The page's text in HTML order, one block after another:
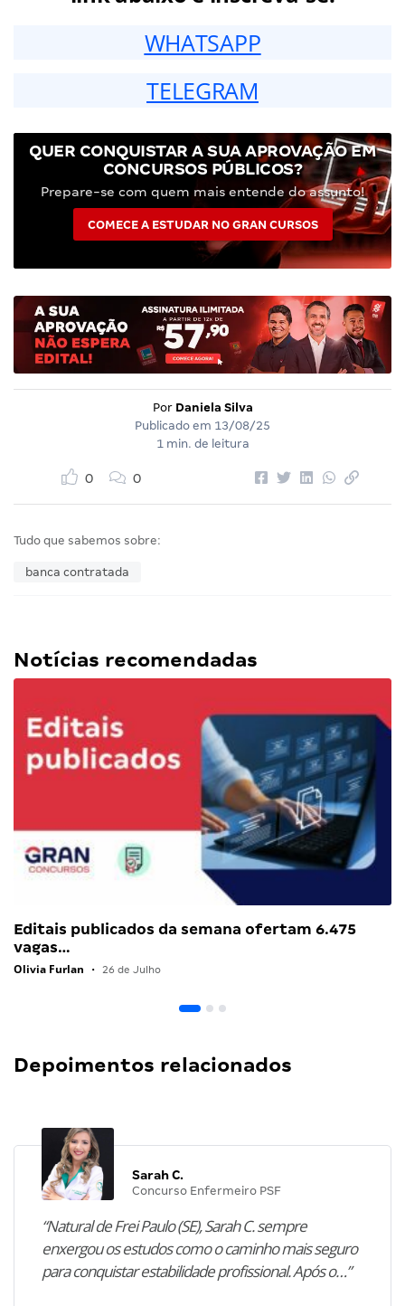
WHATSAPP
TELEGRAM
QUER CONQUISTAR A SUA APROVAÇÃO EM
CONCURSOS PÚBLICOS?
Prepare-se com quem mais entende do assunto!
COMECE A ESTUDAR NO GRAN CURSOS
Por Daniela Silva
Publicado em 13/08/25
1 min. de leitura
0 0
Tudo que sabemos sobre:
banca contratada
Notícias recomendadas
Editais publicados da semana ofertam 6.475
vagas…
Olivia Furlan • 26 de Julho
Depoimentos relacionados
Sarah C.
Concurso Enfermeiro PSF
“Natural de Frei Paulo (SE), Sarah C. sempre
enxergou os estudos como o caminho mais seguro
para conquistar estabilidade profissional. Após o…”